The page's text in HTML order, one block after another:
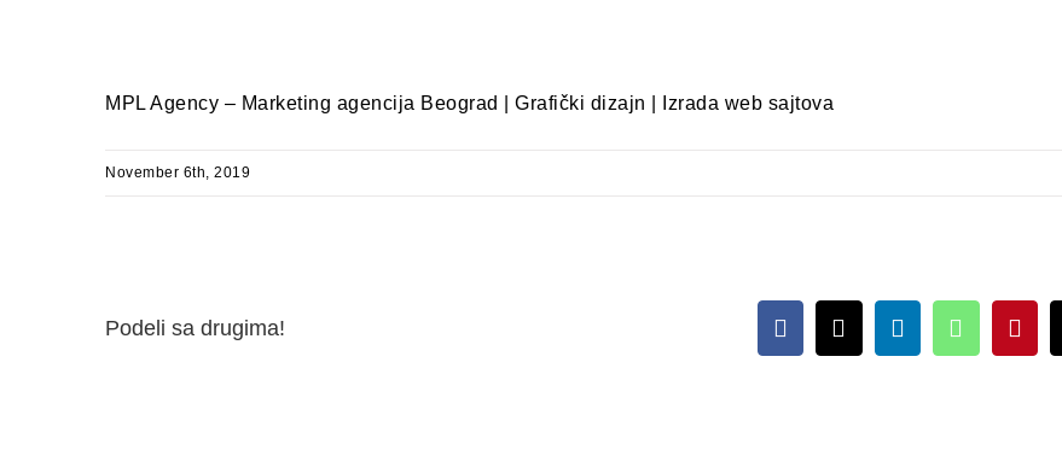
MPL Agency – Marketing agencija Beograd | Grafički dizajn | Izrada web sajtova
November 6th, 2019
Podeli sa drugima! Facebook
X LinkedInWhatsApp